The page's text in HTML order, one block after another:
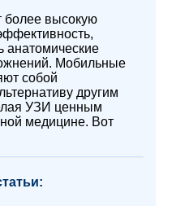
более высокую
анатомические
Мобильные
собой
другим
УЗИ ценным
медицине. Вот